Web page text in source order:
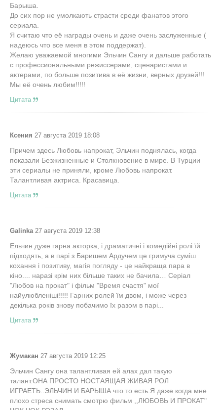
Барыша.
До сих пор не умолкають страсти среди фанатов этого
сериала.
Я считаю что её награды очень и даже очень заслуженные (
надеюсь что все меня в этом поддержат).
Желаю уважаемой многими Эльчин Сангу и дальше работать
с профессиональными режиссерами, сценаристами и
актерами, по больше позитива в её жизни, верных друзей!!!
Мы её очень любим!!!!!
Цитата
Ксения 27 августа 2019 18:08
Причем здесь Любовь напрокат, Эльчин поднялась, когда
показали Безжизненные и Столкновение в мире. В Турции
эти сериалы не приняли, кроме Любовь напрокат.
Талантливая актриса. Красавица.
Цитата
Galinka 27 августа 2019 12:38
Ельчин дуже гарна акторка, і драматичні і комедійні ролі їй
підходять, а в парі з Баришем Ардучем це гримуча суміш
кохання і позитиву, магія погляду - це найкраща пара в
кіно.... наразі крім них більше таких не бачила… Серіал
"Любов на прокат" і фільм "Время счастя" мої
найулюбленіші!!!!! Гарних ролей їм двом, і може через
декілька років знову побачимо їх разом в парі...
Цитата
Жумакан 27 августа 2019 12:25
Эльчин Сангу она талантливая ей алах дал такую
талант.ОНА ПРОСТО НОСТАЯЩАЯ ЖИВАЯ РОЛ
ИГРАЕТЬ..ЭЛЬЧИН И БАРЫША что то есть.Я даже когда мне
плохо стреса снимать смотрю фильм ,,ЛЮБОВЬ И ПРОКАТ"